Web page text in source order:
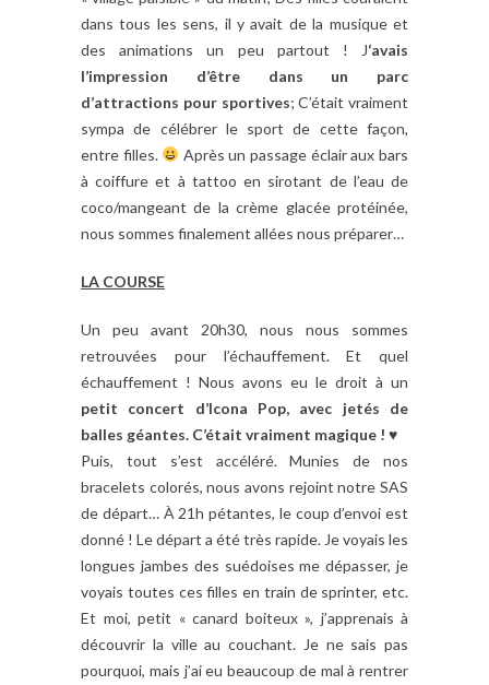
dans tous les sens, il y avait de la musique et
des animations un peu partout ! J‘avais
l’impression d’être dans un parc
d’attractions pour sportives; C’était vraiment
sympa de célébrer le sport de cette façon,
entre filles.
Après un passage éclair aux bars
à coiffure et à tattoo en sirotant de l’eau de
coco/mangeant de la crème glacée protéinée,
nous sommes finalement allées nous préparer…
LA COURSE
Un peu avant 20h30, nous nous sommes
retrouvées pour l’échauffement. Et quel
échauffement ! Nous avons eu le droit à un
petit concert d’Icona Pop, avec jetés de
balles géantes. C’était vraiment magique ! ♥
Puis, tout s’est accéléré. Munies de nos
bracelets colorés, nous avons rejoint notre SAS
de départ… À 21h pétantes, le coup d’envoi est
donné ! Le départ a été très rapide. Je voyais les
longues jambes des suédoises me dépasser, je
voyais toutes ces filles en train de sprinter, etc.
Et moi, petit « canard boiteux », j’apprenais à
découvrir la ville au couchant. Je ne sais pas
pourquoi, mais j’ai eu beaucoup de mal à rentrer